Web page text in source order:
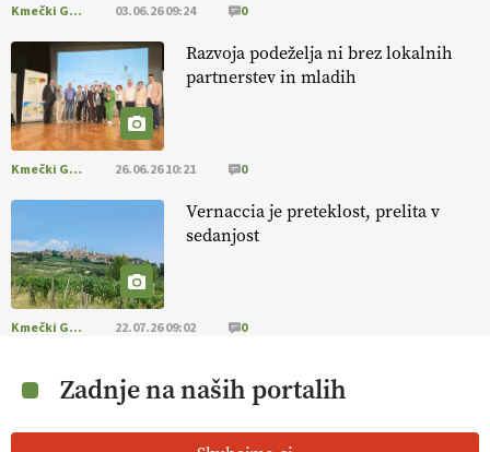
Kmečki Glas 03.06.26 09:24 0
Razvoja podeželja ni brez lokalnih
partnerstev in mladih
Kmečki Glas 26.06.26 10:21 0
Vernaccia je preteklost, prelita v
sedanjost
Kmečki Glas 22.07.26 09:02 0
Zadnje na naših portalih